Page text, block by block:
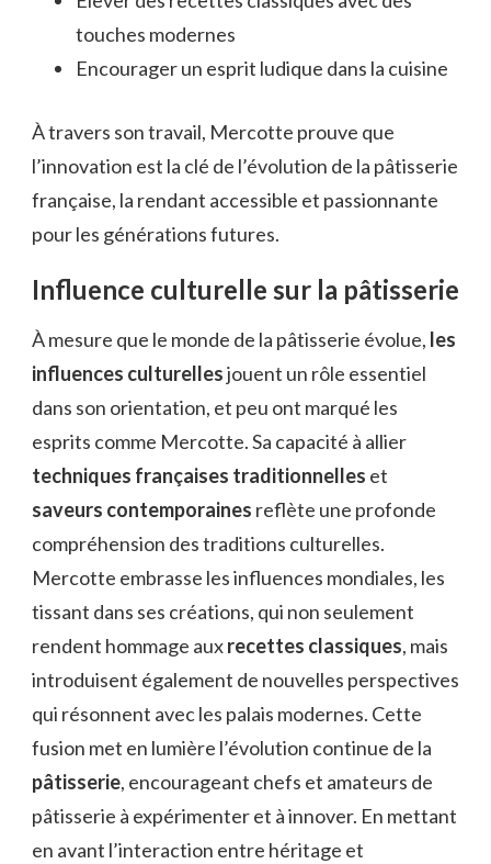
touches modernes
Encourager un esprit ludique dans la cuisine
À travers son travail, Mercotte prouve que
l’innovation est la clé de l’évolution de la pâtisserie
française, la rendant accessible et passionnante
pour les générations futures.
Influence culturelle sur la pâtisserie
À mesure que le monde de la pâtisserie évolue, les
influences culturellesjouent un rôle essentiel
dans son orientation, et peu ont marqué les
esprits comme Mercotte. Sa capacité à allier
techniques françaises traditionnelles et
saveurs contemporaines reflète une profonde
compréhension des traditions culturelles.
Mercotte embrasse les influences mondiales, les
tissant dans ses créations, qui non seulement
rendent hommage auxrecettes classiques, mais
introduisent également de nouvelles perspectives
qui résonnent avec les palais modernes. Cette
fusion met en lumière l’évolution continue de la
pâtisserie, encourageant chefs et amateurs de
pâtisserie à expérimenter et à innover. En mettant
en avant l’interaction entre héritage et